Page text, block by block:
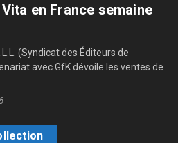
en France semaine
(Syndicat des Éditeurs de
avec GfK dévoile les ventes de